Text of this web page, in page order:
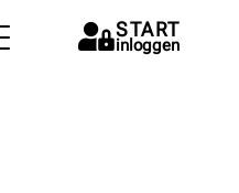
START
inloggen